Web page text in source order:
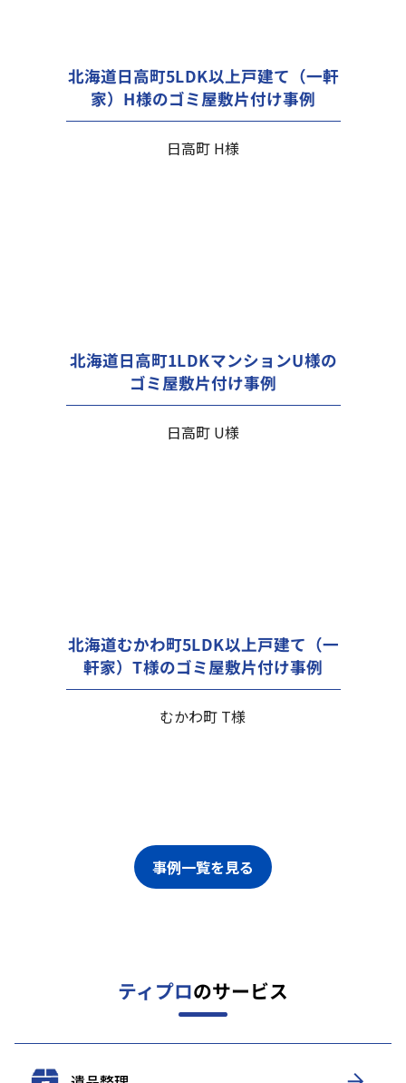
北海道日高町5LDK以上戸建て（一軒
家）H様のゴミ屋敷片付け事例
日高町 H様
北海道日高町1LDKマンションU様の
ゴミ屋敷片付け事例
日高町 U様
北海道むかわ町5LDK以上戸建て（一
軒家）T様のゴミ屋敷片付け事例
むかわ町 T様
事例一覧を見る
ティプロのサービス